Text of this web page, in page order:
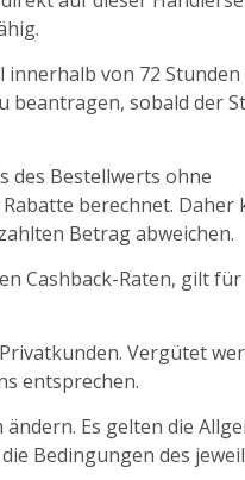
innerhalb von 72
beantragen, sobald der
des Bestellwerts ohne
berechnet. Daher
Betrag abweichen.
Cashback-Raten, gilt für
Vergütet
entsprechen.
Es gelten die
Bedingungen des